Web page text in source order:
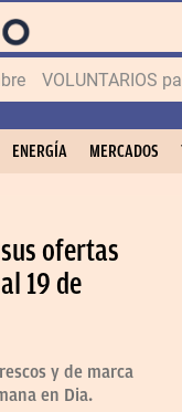
VOLUNTARIOS
ENERGÍA MERCADOS
ofertas
19 de
y de marca
en Dia.